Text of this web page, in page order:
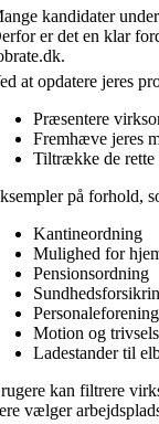
kandidater
er det en klar
at opdatere jeres
Præsentere
Fremhæve jeres
Tiltrække de rette
på forhold,
Kantineordning
Mulighed for
Pensionsordning
Personaleforening
Motion og
Ladestander til
kan filtrere
vælger